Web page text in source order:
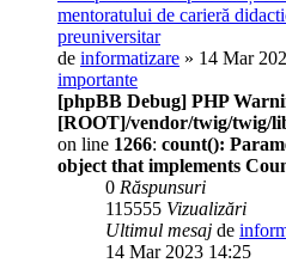
mentoratului de carieră
preuniversitar
de informatizare » 14 Mar
importante
[phpBB Debug] PHP
[ROOT]/vendor/twig/twig/
on line 1266: count():
object that implements
0 Răspunsuri
115555 Vizualizări
Ultimul mesaj de
14 Mar 2023 14:25